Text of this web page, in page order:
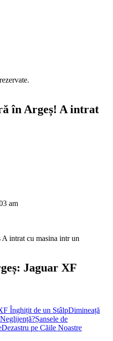
în Argeș! A intrat
am
Jaguar XF
Înghițit de un StâlpDimineață
Șansele de
Dezastru pe Căile Noastre